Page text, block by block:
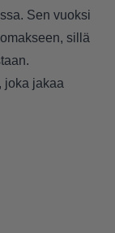
Sen vuoksi
sillä
joka jakaa